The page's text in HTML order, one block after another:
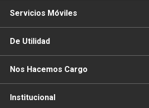
Internet
Fibra Óptica
Planes Hogar
Planes Tv
Servicios Móviles
Prepago
Postpago
Recargas
De Utilidad
Consulta de IMEI
Celulares 5G
Nos Hacemos Cargo
Devoluciones por interrupciones
Institucional